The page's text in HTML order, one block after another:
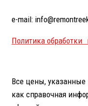
e-mail:
Политика
Все цены,
как справочная